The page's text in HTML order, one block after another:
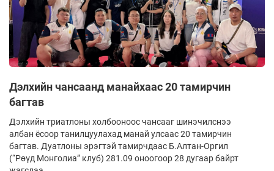
Дэлхийн чансаанд манайхаас 20 тамирчин
багтав
Дэлхийн триатлоны холбооноос чансааг шинэчилснээ
албан ёсоор танилцуулахад манай улсаас 20 тамирчин
багтав. Дуатлоны эрэгтэй тамирчдаас Б.Алтан-Оргил
(“Рөүд Монголиа” клуб) 281.09 оноогоор 28 дугаар байрт